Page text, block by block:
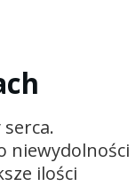
niewydolności
ilości